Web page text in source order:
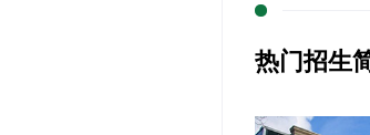
热门招生